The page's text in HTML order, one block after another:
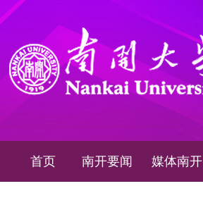
首页 南开要闻 媒体南开